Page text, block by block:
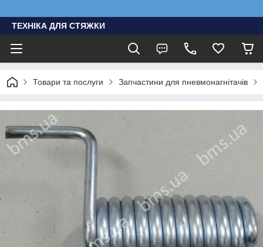
ТЕХНІКА ДЛЯ СТЯЖКИ
Товари та послуги Запчастини для пневмонагнітачів